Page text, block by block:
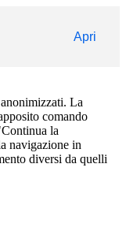
Apri
La
comando
la
navigazione in
diversi da quelli